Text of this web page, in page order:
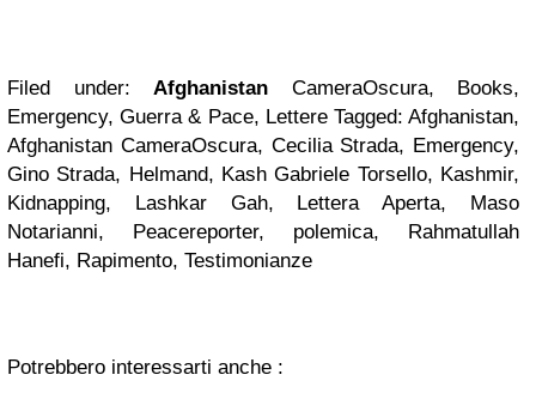
Filed under: Afghanistan CameraOscura, Books,
Emergency, Guerra & Pace, Lettere Tagged: Afghanistan,
Afghanistan CameraOscura, Cecilia Strada, Emergency,
Gino Strada, Helmand, Kash Gabriele Torsello, Kashmir,
Kidnapping, Lashkar Gah, Lettera Aperta, Maso
Notarianni, Peacereporter, polemica, Rahmatullah
Hanefi, Rapimento, Testimonianze
Potrebbero interessarti anche :